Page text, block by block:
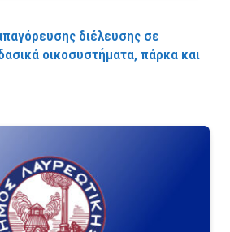
διέλευσης σε
οικοσυστήματα, πάρκα και